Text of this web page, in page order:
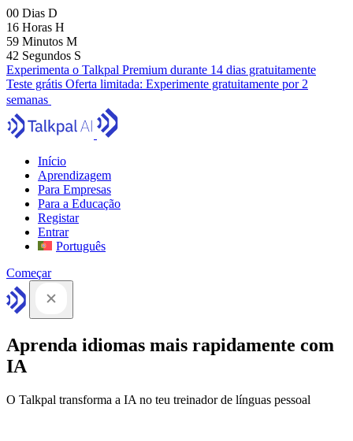
00 Dias D
16 Horas H
59 Minutos M
41 Segundos S
Experimenta o Talkpal Premium durante 14 dias gratuitamente
Teste grátis Oferta limitada: Experimente gratuitamente por 2
semanas
Início
Aprendizagem
Para Empresas
Para a Educação
Registar
Entrar
Português
Começar
Aprenda idiomas mais rapidamente com
IA
O Talkpal transforma a IA no teu treinador de línguas pessoal